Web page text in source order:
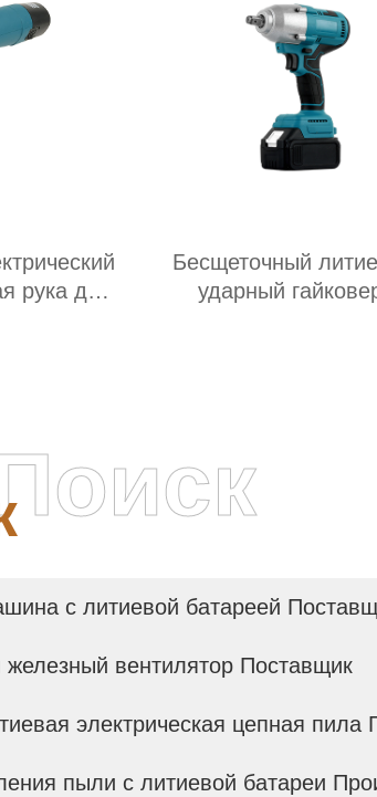
рука для
Бесщеточный
ударный
с литиевой батареей
вентилятор Поставщик
электрическая цепная пила
пыли с литиевой батареи